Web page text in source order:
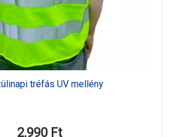
tréfás UV mellény
2,990 Ft